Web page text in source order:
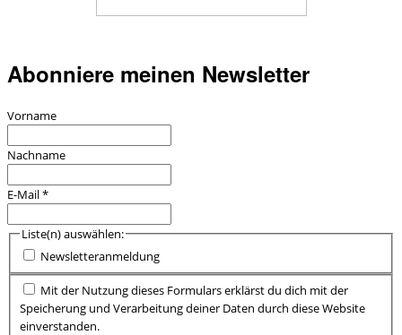
Abonniere meinen Newsletter
Vorname
Nachname
E-Mail*
Liste(n) auswählen:
Newsletteranmeldung
Mit der Nutzung dieses Formulars erklärst du dich mit der
Speicherung und Verarbeitung deiner Daten durch diese Website
einverstanden.